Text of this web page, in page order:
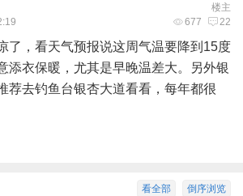
楼主
677 22
了，看天气预报说这周气温要降到15度
添衣保暖，尤其是早晚温差大。另外银
荐去钓鱼台银杏大道看看，每年都很
倒序浏览
看全部